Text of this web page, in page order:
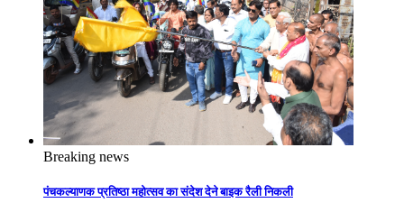
Breaking news
पंचकल्याणक प्रतिष्ठा महोत्सव का संदेश देने बाइक रैली निकली